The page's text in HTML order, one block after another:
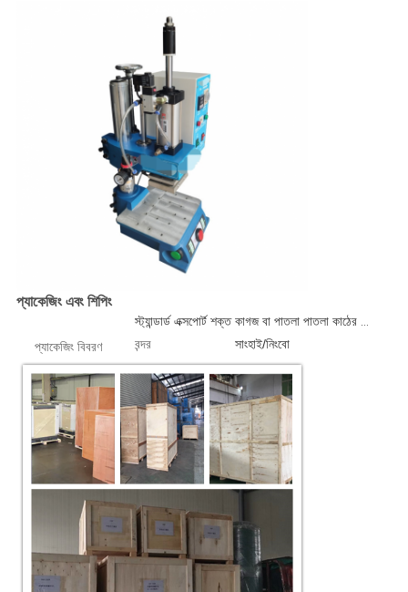
প্যাকেজিং এবং শিপিং
প্যাকেজিং বিবরণ
স্ট্যান্ডার্ড এক্সপোর্ট শক্ত কাগজ বা পাতলা পাতলা কাঠের কেস 1 পিসি/বক্স
বন্দর সাংহাই/নিংবো